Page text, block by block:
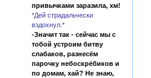
привычками заразила, хм!
*Дей страдальчески
вздохнул.*
-Значит так - сейчас мы с
тобой устроим битву
слабаков, разнесём
парочку небоскрёбиков и
по домам, хай? Не знаю,